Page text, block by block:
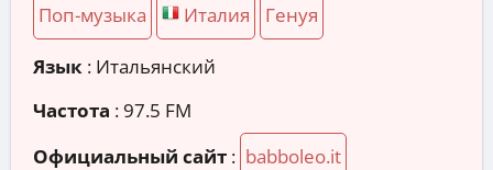
Поп-музыка Италия Генуя
Язык : Итальянский
Частота : 97.5 FM
Официальный сайт : babboleo.it